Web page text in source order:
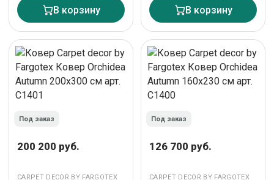
В корзину В корзину
Под заказ
200 200 руб.
CARPET DECOR BY FARGOTEX
Под заказ
126 700 руб.
CARPET DECOR BY FARGOTEX